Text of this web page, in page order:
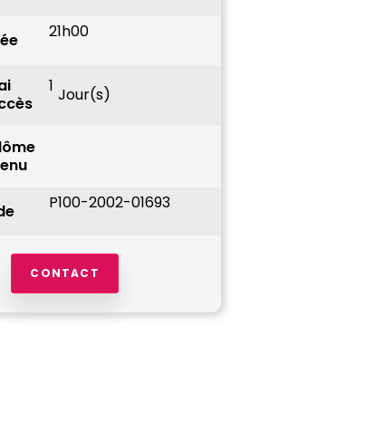
21h00
1 Jour(s)
P100-2002-01693
CONTACT